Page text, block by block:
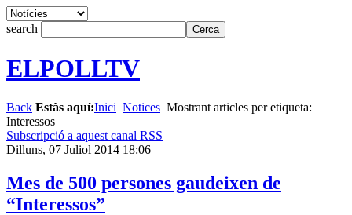
search
ELPOLLTV
Back Estàs aquí:Inici Notices Mostrant articles per etiqueta:
Interessos
Subscripció a aquest canal RSS
Dilluns, 07 Juliol 2014 18:06
Mes de 500 persones gaudeixen de
“Interessos”